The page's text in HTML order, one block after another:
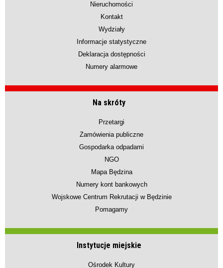
Nieruchomości
Kontakt
Wydziały
Informacje statystyczne
Deklaracja dostępności
Numery alarmowe
Na skróty
Przetargi
Zamówienia publiczne
Gospodarka odpadami
NGO
Mapa Będzina
Numery kont bankowych
Wojskowe Centrum Rekrutacji w Będzinie
Pomagamy
Instytucje miejskie
Ośrodek Kultury